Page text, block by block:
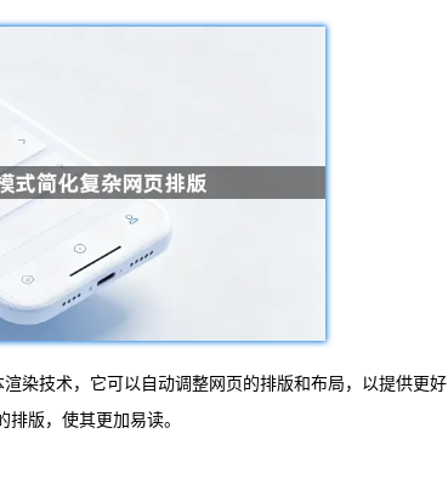
染技术，它可以自动调整网页的排版和布局，以提供更好
版，使其更加易读。